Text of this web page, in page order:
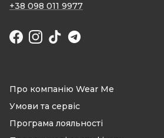
+38 098 011 9977
Facebook
Instagram
TikTok
Про компанію Wear Me
Умови та сервіс
Програма лояльності